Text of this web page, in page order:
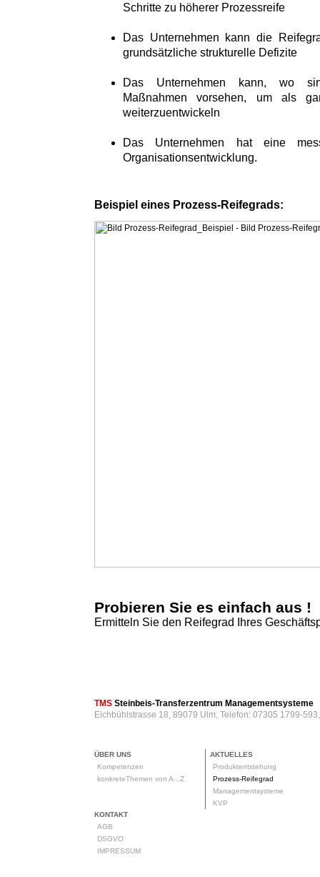
Schritte zu höherer Prozessreife
Das Unternehmen kann die
grundsätzliche strukturelle Defizite
Das Unternehmen kann, wo
Maßnahmen vorsehen, um als
weiterzuentwickeln
Das Unternehmen hat eine
Organisationsentwicklung.
Beispiel eines Prozess-Reifegrads:
Probieren Sie es einfach aus !
Ermitteln Sie den Reifegrad Ihres
TMS Steinbeis-Transferzentrum Managementsysteme
Eichbühlstrasse 18, 89079 Ulm, Telefon: 07305 1799-
ÜBER UNS
Kompetenzen
konkreteThemen von A...Z
AKTUELLES
Produktentstehung
Prozess-Reifegrad
Managementsysteme
KVP
KONTAKT
AGB
DSGVO
IMPRESSUM